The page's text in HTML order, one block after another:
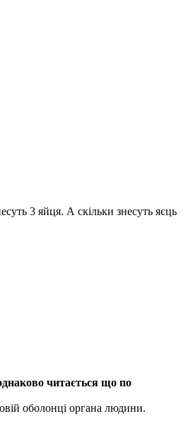
3 яйця. А скільки знесуть яєць
читається що по
оболонці органа людини.